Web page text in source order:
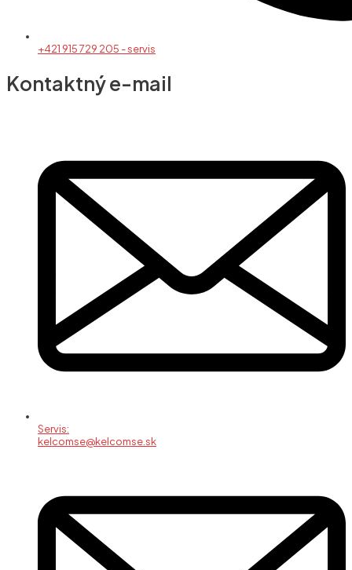
+421 915 729 205 - servis
Kontaktný e-mail
Servis:
kelcomse@kelcomse.sk